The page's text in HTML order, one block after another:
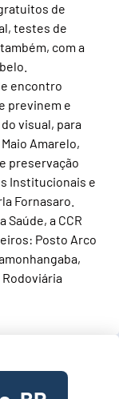
de
testes de
com a
encontro
previnem e
visual, para
Amarelo,
preservação
Institucionais e
Fornasaro.
Saúde, a CCR
Posto Arco
Rodoviária